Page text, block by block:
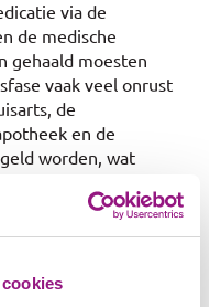
via de
de medische
gehaald moesten
vaak veel onrust
de
en de
worden, wat
tijd en dat geeft de
(hulp)middelen